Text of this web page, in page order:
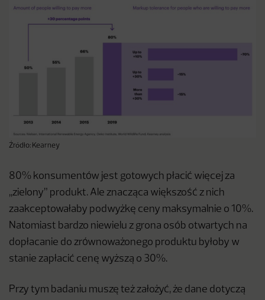
Źródło: Kearney
80% konsumentów jest gotowych płacić więcej za
,,zielony” produkt. Ale znacząca większość z nich
zaakceptowałaby podwyżkę ceny maksymalnie o 10%.
Natomiast bardzo niewielu z grona osób otwartych na
dopłacanie do zrównoważonego produktu byłoby w
stanie zapłacić cenę wyższą o 30%.
Przy tym badaniu muszę też założyć, że dane dotyczą